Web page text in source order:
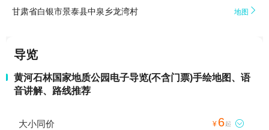
甘肃省白银市景泰县中泉乡龙湾村 地图 
导览
黄河石林国家地质公园电子导览(不含门票)手绘地图、语
音讲解、路线推荐
大小同价 ¥ 6起 